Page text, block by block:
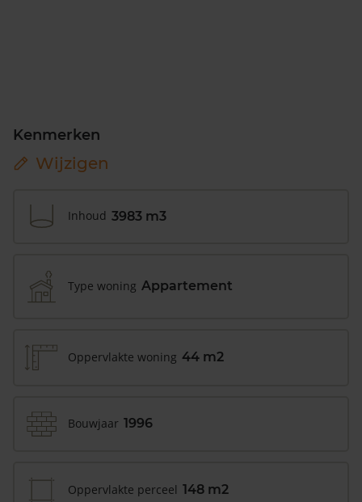
Kenmerken
Wijzigen
Inhoud 3983 m3
Type woning Appartement
Oppervlakte woning 44 m2
Bouwjaar 1996
Oppervlakte perceel 148 m2